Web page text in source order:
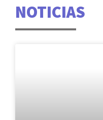
NOTICIAS